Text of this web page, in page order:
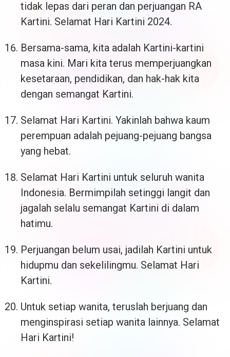
tidak lepas dari peran dan perjuangan RA
Kartini. Selamat Hari Kartini 2024.
Bersama-sama, kita adalah Kartini-kartini
masa kini. Mari kita terus memperjuangkan
kesetaraan, pendidikan, dan hak-hak kita
dengan semangat Kartini.
Selamat Hari Kartini. Yakinlah bahwa kaum
perempuan adalah pejuang-pejuang bangsa
yang hebat.
Selamat Hari Kartini untuk seluruh wanita
Indonesia. Bermimpilah setinggi langit dan
jagalah selalu semangat Kartini di dalam
hatimu.
Perjuangan belum usai, jadilah Kartini untuk
hidupmu dan sekelilingmu. Selamat Hari
Kartini.
Untuk setiap wanita, teruslah berjuang dan
menginspirasi setiap wanita lainnya. Selamat
Hari Kartini!